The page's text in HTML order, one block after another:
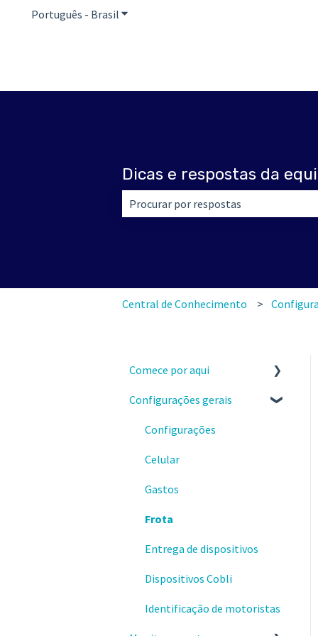
Português - Brasil Mostrar submenu para traduções
Dicas e respostas da
Central de Conhecimento
Comece por aqui
Instalação e recebimento
painel da Cobli
Primeiros passos no painel
o painel Cobli
Informações importantes
Precisou de suporte?
Configurações gerais
Configurações
Celular
Gastos
Frota
Entrega de dispositivos
Dispositivos Cobli
Identificação de motoristas